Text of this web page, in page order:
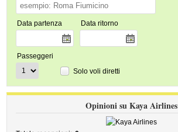
Data partenza Data ritorno
Passeggeri
Solo voli diretti
Opinioni su Kaya Airlines